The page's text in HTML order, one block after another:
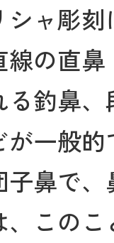
ャ彫刻
の直
る釣鼻
一般
子鼻で
この